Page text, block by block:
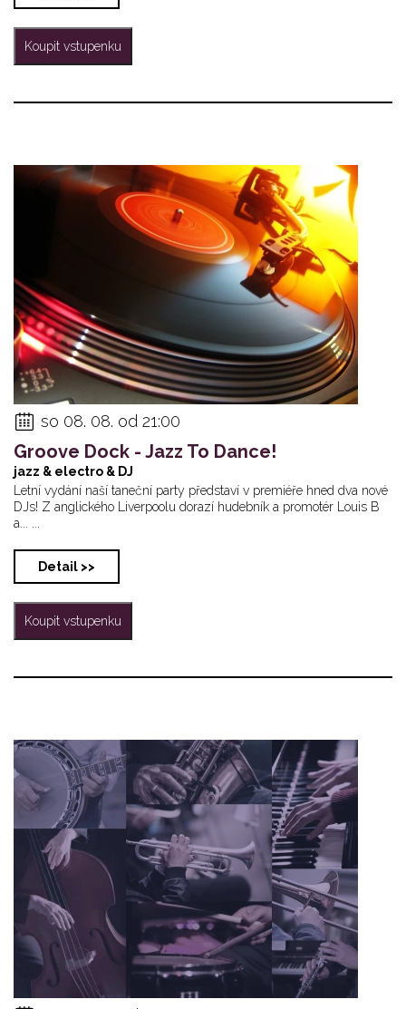
Koupit vstupenku
so 08. 08. od 21:00
Groove Dock - Jazz To Dance!
jazz & electro & DJ
Letní vydání naší taneční party představí v premiéře hned dva nové
DJs! Z anglického Liverpoolu dorazí hudebník a promotér Louis B
a... ...
Detail >>
Koupit vstupenku